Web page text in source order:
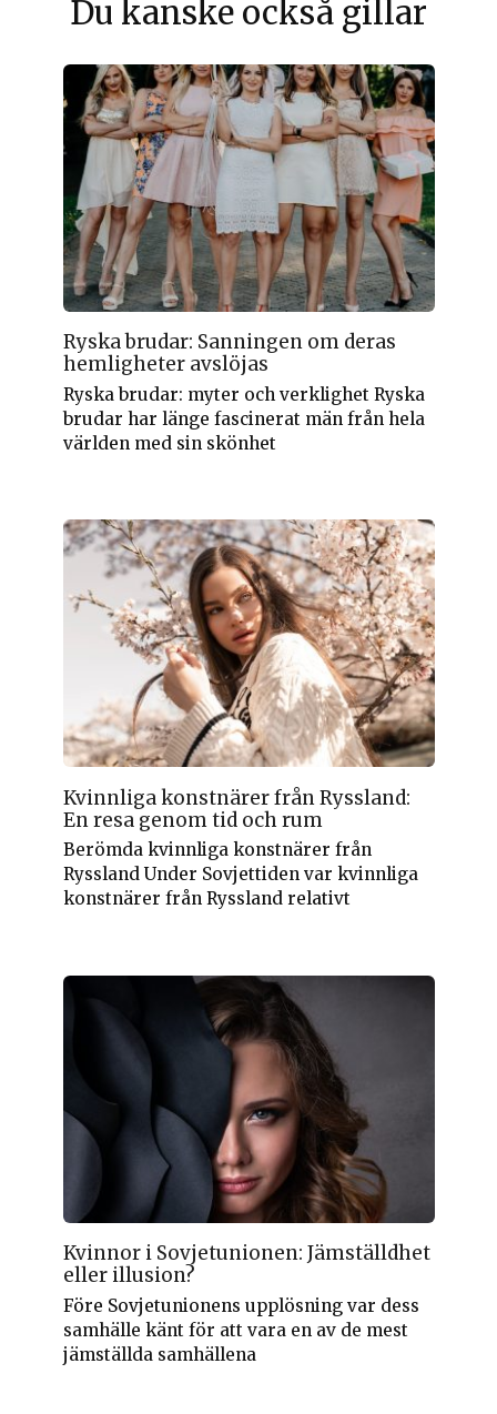
Du kanske också gillar
Ryska brudar: Sanningen om deras
hemligheter avslöjas
Ryska brudar: myter och verklighet Ryska
brudar har länge fascinerat män från hela
världen med sin skönhet
Kvinnliga konstnärer från Ryssland:
En resa genom tid och rum
Berömda kvinnliga konstnärer från
Ryssland Under Sovjettiden var kvinnliga
konstnärer från Ryssland relativt
Kvinnor i Sovjetunionen: Jämställdhet
eller illusion?
Före Sovjetunionens upplösning var dess
samhälle känt för att vara en av de mest
jämställda samhällena